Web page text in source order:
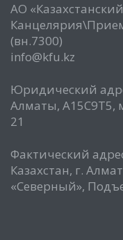
АО
(вн.7300)
info@kfu.kz
Юридический
Алматы, А15С9Т5,
21
Фактический
Казахстан, г.
«Северный»,